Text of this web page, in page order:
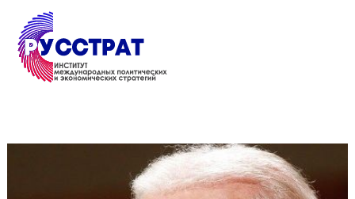
Перейти к основному содержанию